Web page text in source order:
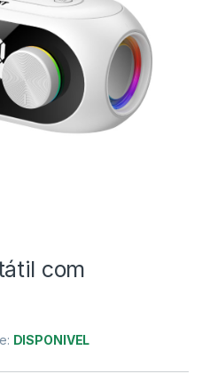
com
DISPONIVEL